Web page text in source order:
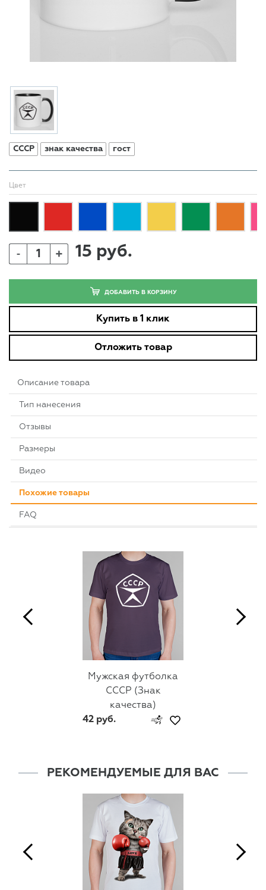
СССР знак качества гост
Цвет
- + 15 руб.
ДОБАВИТЬ В КОРЗИНУ
Купить в 1 клик
Отложить товар
Описание товара
Тип нанесения
Отзывы
Размеры
Видео
Похожие товары
FAQ
Мужская футболка
СССР (Знак
качества)
42 руб.
РЕКОМЕНДУЕМЫЕ ДЛЯ ВАС